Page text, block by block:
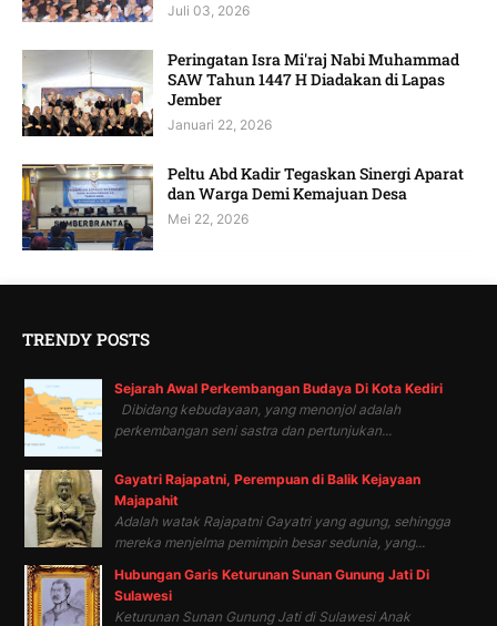
Juli 03, 2026
Peringatan Isra Mi'raj Nabi Muhammad
SAW Tahun 1447 H Diadakan di Lapas
Jember
Januari 22, 2026
Peltu Abd Kadir Tegaskan Sinergi Aparat
dan Warga Demi Kemajuan Desa
Mei 22, 2026
TRENDY POSTS
Sejarah Awal Perkembangan Budaya Di Kota Kediri
Dibidang kebudayaan, yang menonjol adalah
perkembangan seni sastra dan pertunjukan...
Gayatri Rajapatni, Perempuan di Balik Kejayaan
Majapahit
Adalah watak Rajapatni Gayatri yang agung, sehingga
mereka menjelma pemimpin besar sedunia, yang...
Hubungan Garis Keturunan Sunan Gunung Jati Di
Sulawesi
Keturunan Sunan Gunung Jati di Sulawesi Anak